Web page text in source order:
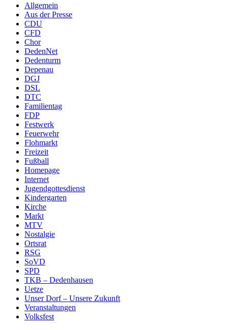
Allgemein
Aus der Presse
CDU
CFD
Chor
DedenNet
Dedenturm
Depenau
DGJ
DSL
DTC
Familientag
FDP
Festwerk
Feuerwehr
Flohmarkt
Freizeit
Fußball
Homepage
Internet
Jugendgottesdienst
Kindergarten
Kirche
Markt
MTV
Nostalgie
Ortsrat
RSG
SoVD
SPD
TKB – Dedenhausen
Uetze
Unser Dorf – Unsere Zukunft
Veranstaltungen
Volksfest